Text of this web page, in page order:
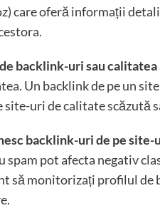
care oferă informații
backlink-uri sau calitatea
Un backlink de pe un
site-uri de calitate scăzută
backlink-uri de pe
spam pot afecta negativ
să monitorizați profilul